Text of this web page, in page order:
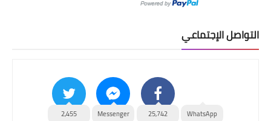
التواصل الإجتماعي
WhatsApp
25,742
Messenger
2,455